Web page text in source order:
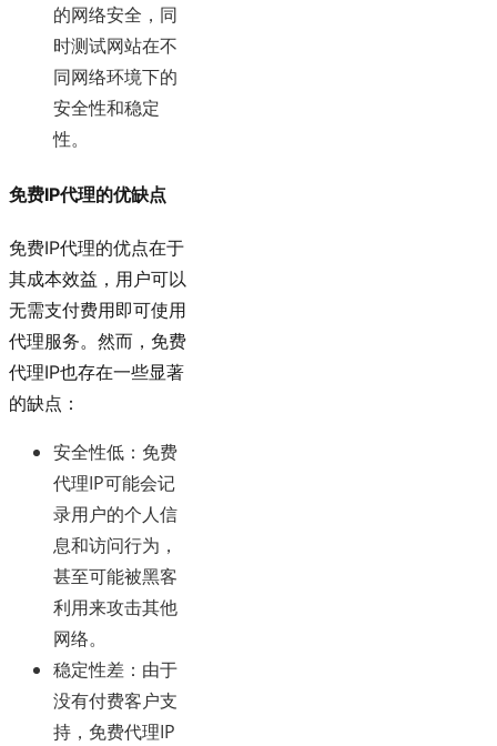
的网络安全，同
时测试网站在不
同网络环境下的
安全性和稳定
性。
免费IP代理的优缺点
免费IP代理的优点在于
其成本效益，用户可以
无需支付费用即可使用
代理服务。然而，免费
代理IP也存在一些显著
的缺点：
安全性低 ：免费
代理IP可能会记
录用户的个人信
息和访问行为，
甚至可能被黑客
利用来攻击其他
网络。
稳定性差 ：由于
没有付费客户支
持，免费代理IP